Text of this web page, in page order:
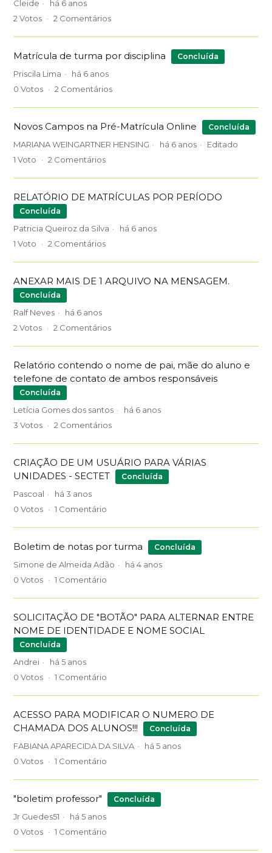
Cleide
há 6 anos
2 Votos 2 Comentários
Matrícula de turma por disciplina Concluída
Priscila Lima
há 6 anos
0 Votos 2 Comentários
Novos Campos na Pré-Matrícula Online Concluída
MARIANA WEINGARTNER HENSING há 6 anos
Editado
1 Voto 2 Comentários
RELATÓRIO DE MATRÍCULAS POR PERÍODO
Concluída
Patricia Queiroz da Silva
há 6 anos
1 Voto 2 Comentários
ANEXAR MAIS DE 1 ARQUIVO NA MENSAGEM.
Concluída
Ralf Neves
há 6 anos
2 Votos 2 Comentários
Relatório contendo o nome de pai, mãe do aluno e
telefone de contato de ambos responsáveis
Concluída
Letícia Gomes dos santos
há 6 anos
3 Votos 2 Comentários
CRIAÇÃO DE UM USUÁRIO PARA VÁRIAS
UNIDADES - SECTET
Concluída
Pascoal
há 3 anos
0 Votos 1 Comentário
Boletim de notas por turma Concluída
Simone de Almeida Adão
há 4 anos
0 Votos 1 Comentário
SOLICITAÇÃO DE "BOTÃO" PARA ALTERNAR ENTRE
NOME DE IDENTIDADE E NOME SOCIAL
Concluída
Andrei
há 5 anos
0 Votos 1 Comentário
ACESSO PARA MODIFICAR O NUMERO DE
CHAMADA DOS ALUNOS!!!
Concluída
FABIANA APARECIDA DA SILVA
há 5 anos
0 Votos 1 Comentário
"boletim professor" Concluída
Jr Guedes51
há 5 anos
0 Votos 1 Comentário